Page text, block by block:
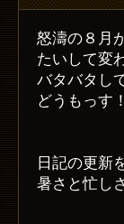
怒濤の８月
たいして変
バタバタし
どうもっす
日記の更新
暑さと忙し